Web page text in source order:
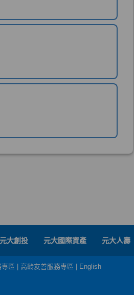
元大創投 元大國際資產 元大人壽
區 高齡友善服務專區 English